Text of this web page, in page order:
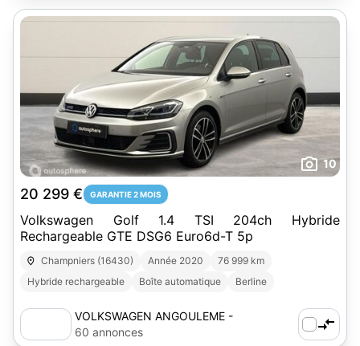
10
20 299 € GARANTIE 2 MOIS
Volkswagen Golf 1.4 TSI 204ch Hybride
Rechargeable GTE DSG6 Euro6d-T 5p
Champniers (16430) Année 2020
76 999 km
Hybride rechargeable
Boîte automatique Berline
VOLKSWAGEN ANGOULEME -
AUTOSPHERE
60 annonces